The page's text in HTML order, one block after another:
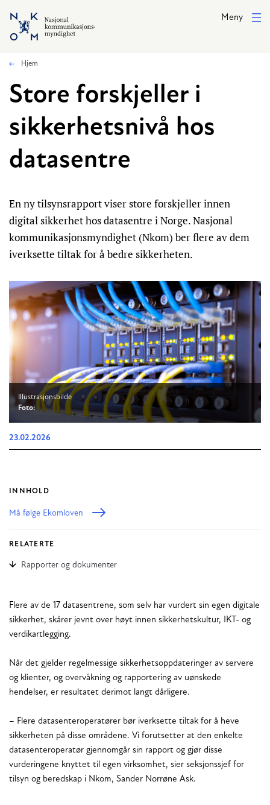
Hopp til hovedinnhold
Meny
Hjem
Store forskjeller i
sikkerhetsnivå hos
datasentre
En ny tilsynsrapport viser store forskjeller innen
digital sikkerhet hos datasentre i Norge. Nasjonal
kommunikasjonsmyndighet (Nkom) ber flere av dem
iverksette tiltak for å bedre sikkerheten.
Illustrasjonsbilde
Foto:
23.02.2026
INNHOLD
Må følge Ekomloven
RELATERTE
Rapporter og dokumenter
Flere av de 17 datasentrene, som selv har vurdert sin egen digitale
sikkerhet, skårer jevnt over høyt innen sikkerhetskultur, IKT- og
verdikartlegging.
Når det gjelder regelmessige sikkerhetsoppdateringer av servere
og klienter, og overvåkning og rapportering av uønskede
hendelser, er resultatet derimot langt dårligere.
– Flere datasenteroperatører bør iverksette tiltak for å heve
sikkerheten på disse områdene. Vi forutsetter at den enkelte
datasenteroperatør gjennomgår sin rapport og gjør disse
vurderingene knyttet til egen virksomhet, sier seksjonssjef for
tilsyn og beredskap i Nkom, Sander Norrøne Ask.